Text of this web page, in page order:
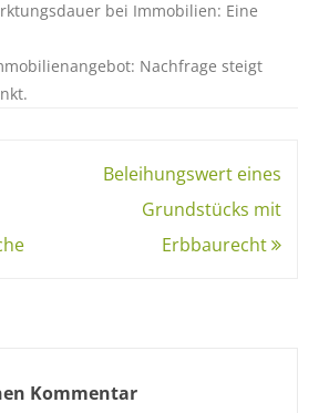
bei Immobilien: Eine
Nachfrage steigt
Beleihungswert eines
Grundstücks mit
Erbbaurecht
Kommentar